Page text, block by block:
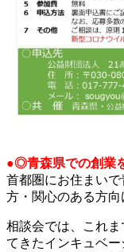
●◎青森県での創
首都圏にお住まい
方・関心のある方向
相談会では、これ
てきたインキュベ